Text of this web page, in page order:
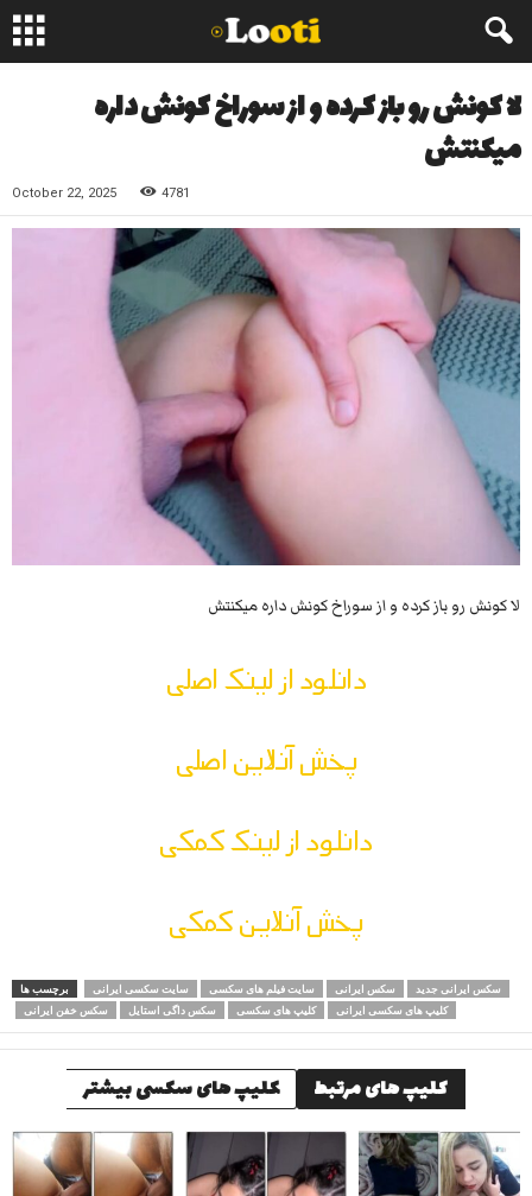
لا کونش رو باز کرده و از سوراخ کونش داره
میکنتش
October 22, 2025 4781
لا کونش رو باز کرده و از سوراخ کونش داره میکنتش
دانلود از لینک اصلی
پخش آنلاین اصلی
دانلود از لینک کمکی
پخش آنلاین کمکی
برچسب ها سایت سکسی ایرانی سایت فیلم های سکسی سکس ایرانی
سکس ایرانی جدید
سکس خفن ایرانی
سکس داگی استایل کلیپ های سکسی کلیپ های سکسی ایرانی
کلیپ های مرتبط کلیپ های سکسی بیشتر